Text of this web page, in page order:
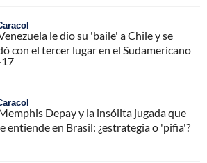
le dio su 'baile' a Chile y se
con el tercer lugar en el Sudamericano
Depay y la insólita jugada que
entiende en Brasil: ¿estrategia o 'pifia'?